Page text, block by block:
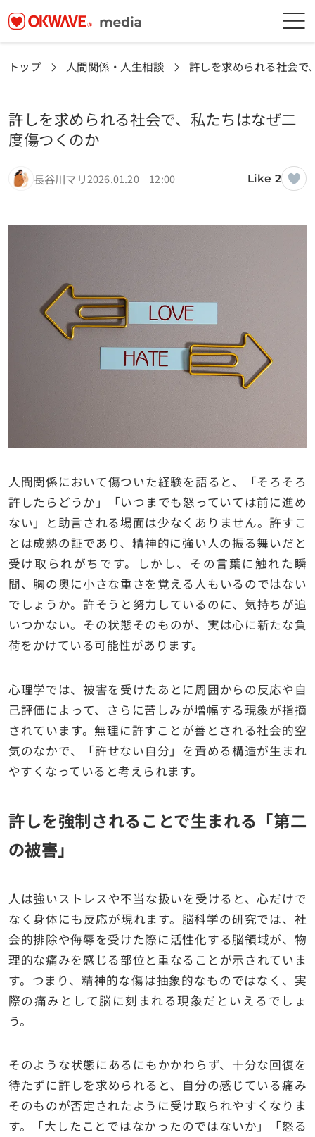
トップ 人間関係・人生相談 許しを求められる社会で
許しを求められる社会で、私たちはなぜ二
度傷つくのか
長谷川マリ2026.01.20 12:00 Like 2
人間関係において傷ついた経験を語ると、「そろそろ
許したらどうか」「いつまでも怒っていては前に進め
ない」と助言される場面は少なくありません。許すこ
とは成熟の証であり、精神的に強い人の振る舞いだと
受け取られがちです。しかし、その言葉に触れた瞬
間、胸の奥に小さな重さを覚える人もいるのではない
でしょうか。許そうと努力しているのに、気持ちが追
いつかない。その状態そのものが、実は心に新たな負
荷をかけている可能性があります。
心理学では、被害を受けたあとに周囲からの反応や自
己評価によって、さらに苦しみが増幅する現象が指摘
されています。無理に許すことが善とされる社会的空
気のなかで、「許せない自分」を責める構造が生まれ
やすくなっていると考えられます。
許しを強制されることで生まれる「第二
の被害」
人は強いストレスや不当な扱いを受けると、心だけで
なく身体にも反応が現れます。脳科学の研究では、社
会的排除や侮辱を受けた際に活性化する脳領域が、物
理的な痛みを感じる部位と重なることが示されていま
す。つまり、精神的な傷は抽象的なものではなく、実
際の痛みとして脳に刻まれる現象だといえるでしょ
う。
そのような状態にあるにもかかわらず、十分な回復を
待たずに許しを求められると、自分の感じている痛み
そのものが否定されたように受け取られやすくなりま
す。「大したことではなかったのではないか」「怒る